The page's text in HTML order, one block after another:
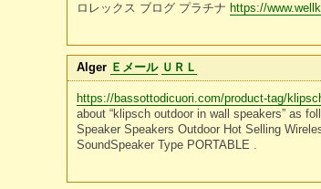
ロレックス ブログ プラチナ https://
Alger Ｅメール ＵＲＬ
https://bassottodicuori.com/product-tag/
about “klipsch outdoor in wall speakers” as
Speaker Speakers Outdoor Hot Selling
SoundSpeaker Type PORTABLE .